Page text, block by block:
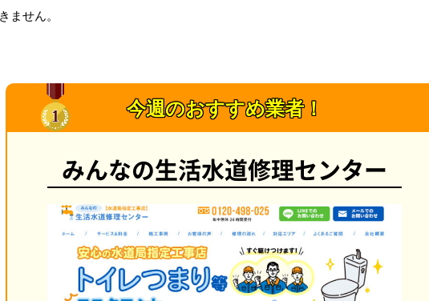
ません。
今週のおすすめ業者！
みんなの生活水道修理センター